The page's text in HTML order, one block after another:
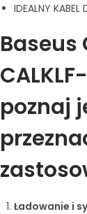
IDEALNY
Baseus
poznaj
Ładowanie i